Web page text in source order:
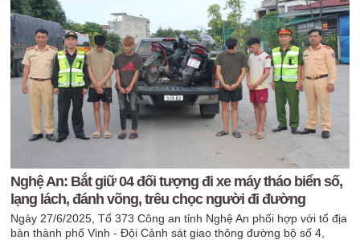
Nghệ An: Bắt giữ 04 đối tượng đi xe máy tháo biển số,
lạng lách, đánh võng, trêu chọc người đi đường
Ngày 27/6/2025, Tổ 373 Công an tỉnh Nghệ An phối hợp với tổ địa
bàn thành phố Vinh - Đội Cảnh sát giao thông đường bộ số 4,